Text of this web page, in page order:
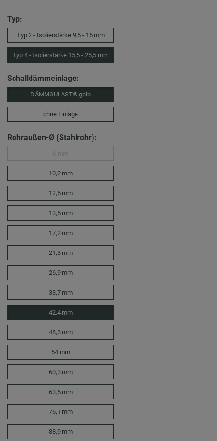
Typ:
Typ 2 - Isolierstärke 9,5 - 15 mm
Typ 4 - Isolierstärke 15,5 - 25,5 mm
Schalldämmeinlage:
DÄMMGULAST® gelb
ohne Einlage
Rohraußen-Ø (Stahlrohr):
10,2 mm
12,5 mm
13,5 mm
17,2 mm
21,3 mm
26,9 mm
33,7 mm
42,4 mm
48,3 mm
54 mm
60,3 mm
63,5 mm
76,1 mm
88,9 mm